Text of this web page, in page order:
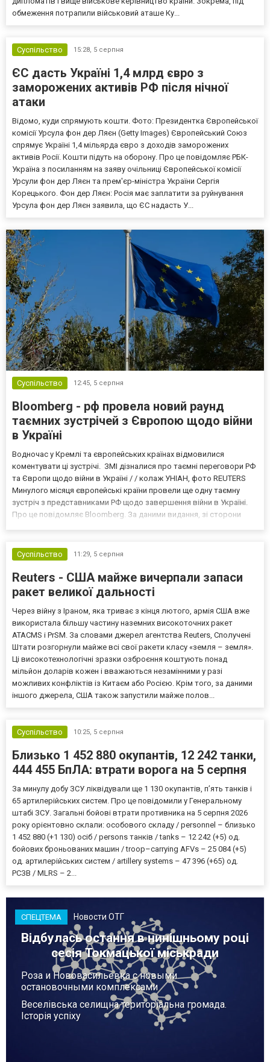
обмеження потрапили військовий аташе Ку...
Суспільство 15:28, 5 серпня
ЄС дасть Україні 1,4 млрд євро з
заморожених активів РФ після нічної
атаки
Відомо, куди спрямують кошти. Фото: Президентка Європейської
комісії Урсула фон дер Ляєн (Getty Images) Європейський Союз
спрямує Україні 1,4 мільярда євро з доходів заморожених
активів Росії. Кошти підуть на оборону. Про це повідомляє РБК-
Україна з посиланням на заяву очільниці Європейської комісії
Урсули фон дер Ляєн та прем'єр-міністра України Сергія
Корецького. Фон дер Ляєн: Росія має заплатити за руйнування
Урсула фон дер Ляєн заявила, що ЄС надасть У...
Суспільство 12:45, 5 серпня
Bloomberg - рф провела новий раунд
таємних зустрічей з Європою щодо війни
в Україні
Водночас у Кремлі та європейських країнах відмовилися
коментувати ці зустрічі. ЗМІ дізналися про таємні переговори РФ
та Європи щодо війни в Україні / / колаж УНІАН, фото REUTERS
Минулого місяця європейські країни провели ще одну таємну
зустріч з представниками РФ щодо завершення війни в Україні.
Про це повідомляє Bloomberg. За даними видання, зі сторони
Суспільство
11:29, 5 серпня
Reuters - США майже вичерпали запаси
ракет великої дальності
Через війну з Іраном, яка триває з кінця лютого, армія США вже
використала більшу частину наземних високоточних ракет
ATACMS і PrSM. За словами джерел агентства Reuters, Сполучені
Штати розгорнули майже всі свої ракети класу «земля – земля».
Ці високотехнологічні зразки озброєння коштують понад
мільйон доларів кожен і вважаються незамінними у разі
можливих конфліктів із Китаєм або Росією. Крім того, за даними
іншого джерела, США також запустили майже полов...
Суспільство 10:25, 5 серпня
Близько 1 452 880 окупантів, 12 242 танки,
444 455 БпЛА: втрати ворога на 5 серпня
За минулу добу ЗСУ ліквідували ще 1 130 окупантів, пʼять танків і
65 артилерійських систем. Про це повідомили у Генеральному
штабі ЗСУ. Загальні бойові втрати противника на 5 серпня 2026
року орієнтовно склали: особового складу / personnel – близько
1 452 880 (+1 130) осіб / persons танків / tanks – 12 242 (+5) од.
бойових броньованих машин / troop–carrying AFVs – 25 084 (+5)
од. артилерійських систем / artillery systems – 47 396 (+65) од.
РСЗВ / MLRS – 2...
СПЕЦТЕМА Новости ОТГ
Відбулась остання в нинішньому році
сесія Токмацької міськради
Роза и Нововасильевка с новыми
остановочными комплексами
Веселівська селищна територіальна громада.
Історія успіху